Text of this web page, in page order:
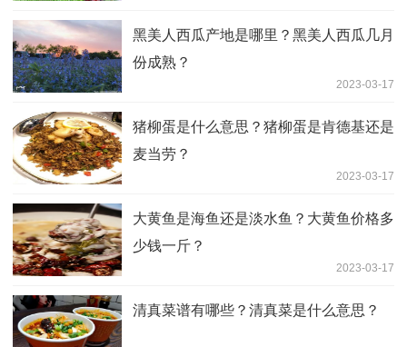
黑美人西瓜产地是哪里？黑美人西瓜几月
份成熟？
2023-03-17
猪柳蛋是什么意思？猪柳蛋是肯德基还是
麦当劳？
2023-03-17
大黄鱼是海鱼还是淡水鱼？大黄鱼价格多
少钱一斤？
2023-03-17
清真菜谱有哪些？清真菜是什么意思？